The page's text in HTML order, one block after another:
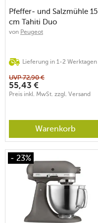
Pfeffer- und Salzmühle 15
cm Tahiti Duo
schwarz/weiß
von Peugeot
Lieferung in 1-2 Werktagen
UVP72,90 €
55,43 €
Preis inkl. MwSt. zzgl. Versand
Warenkorb
- 23%